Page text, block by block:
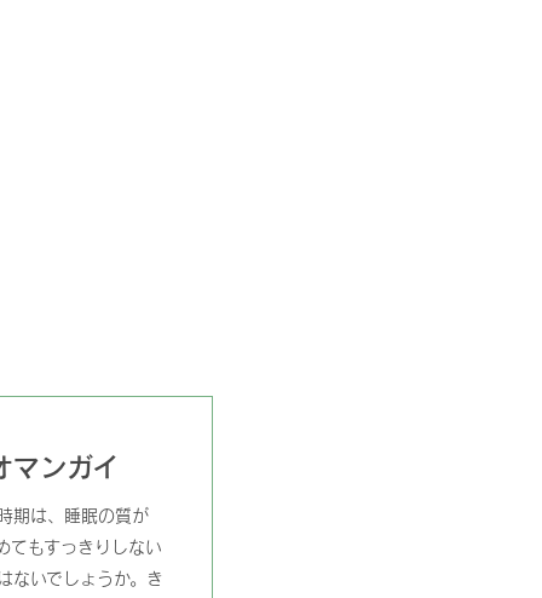
マンガイ
期は、睡眠の質が
てもすっきりしない
ないでしょうか。き